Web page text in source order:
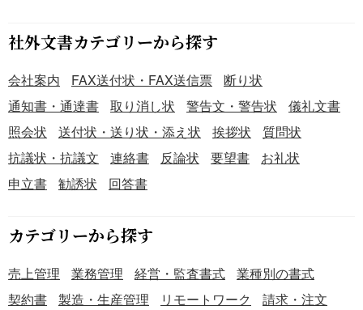
します。 ■利用するメリット ・管理交代の事実を関係者全
す。 ・書面で正式に通知するため、証拠資料となり、法的
リスク軽減に役立ちます。 ・交代後の管理体制を明確化
し、新管理者による円滑な管理業務開始を支援します。 こ
ちらはWordで作成した、管理者（管理会社）交代通知書の
テンプレートです。ダウンロードは無料なので、不動産の
管理者や管理会社が変更となった際に、ご活用ください。
社外文書カテゴリーから探す
会社案内 FAX送付状・FAX送信票
断り状
通知書・通達書
取り消し状 警告文・警告状
儀礼文書
照会状
送付状・送り状・添え状 挨拶状
質問状
抗議状・抗議文
連絡書 反論状 要望書
お礼状
申立書
勧誘状 回答書
カテゴリーから探す
売上管理 業務管理 経営・監査書式
業種別の書式
契約書
製造・生産管理 リモートワーク
請求・注文